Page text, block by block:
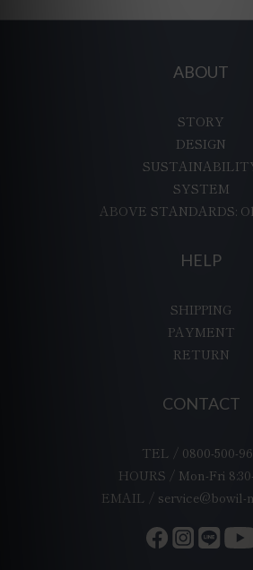
ABOUT
STORY
DESIGN
SYSTEM
ABOVE STANDARDS:
HELP
SHIPPING
PAYMENT
RETURN
CONTACT
TEL / 0800-500-
HOURS / Mon-Fri
EMAIL / service@bowil-